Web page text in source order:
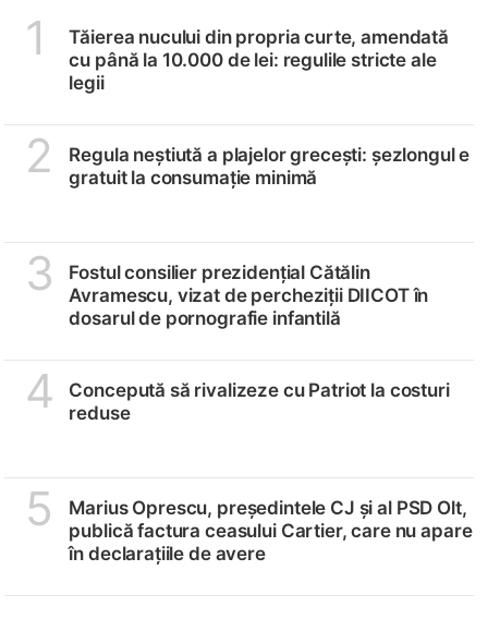
1
Tăierea nucului din propria curte, amendată
cu până la 10.000 de lei: regulile stricte ale
legii
2
Regula neștiută a plajelor grecești: șezlongul e
gratuit la consumație minimă
3
Fostul consilier prezidențial Cătălin
Avramescu, vizat de percheziții DIICOT în
dosarul de pornografie infantilă
4
Concepută să rivalizeze cu Patriot la costuri
reduse
5
Marius Oprescu, președintele CJ și al PSD Olt,
publică factura ceasului Cartier, care nu apare
în declarațiile de avere